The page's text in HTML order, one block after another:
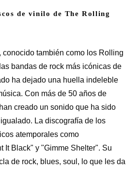
de vinilo de The Rolling
también como los Rolling
bandas de rock más icónicas de
ha dejado una huella indeleble
Con más de 50 años de
creado un sonido que ha sido
La discografía de los
atemporales como
It Black" y "Gimme Shelter". Su
de rock, blues, soul, lo que les da